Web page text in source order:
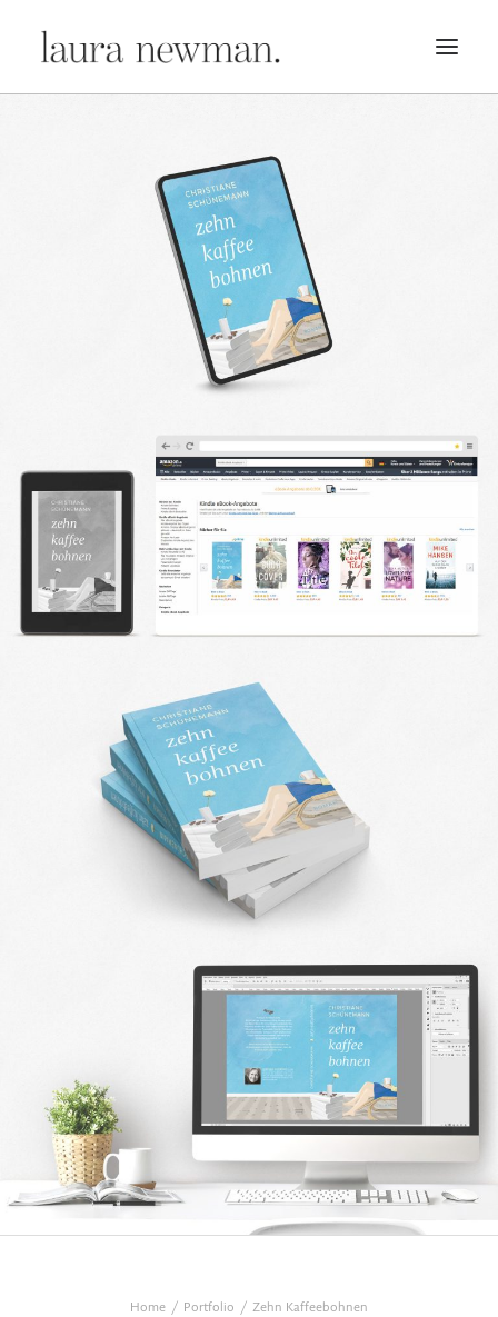
ÜBER MICH
DESIGN FAQ
PRESSEMATERIAL
WALLPAPER
Home Portfolio Zehn Kaffeebohnen